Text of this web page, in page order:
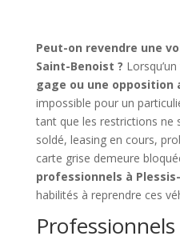
Peut-on revendre une
Saint-Benoist ?
gage ou une
impossible pour un
tant que les restrictions ne
soldé, leasing en cours,
carte grise demeure
professionnels à
habilités à reprendre ces